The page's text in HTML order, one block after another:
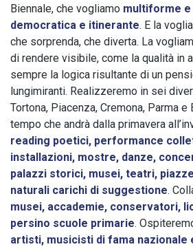
Biennale, che vogliamo multiforme
democratica e itinerante. E la
che sorprenda, che diverta. La
di rendere visibile, come la qualità in
sempre la logica risultante di un
lungimiranti. Realizzeremo in sei
Tortona, Piacenza, Cremona, Parma e
tempo che andrà dalla primavera
reading poetici, performance
installazioni, mostre, danze,
palazzi storici, musei, teatri,
naturali carichi di suggestione.
musei, accademie, conservatori,
persino scuole primarie.
artisti, musicisti di fama nazionale